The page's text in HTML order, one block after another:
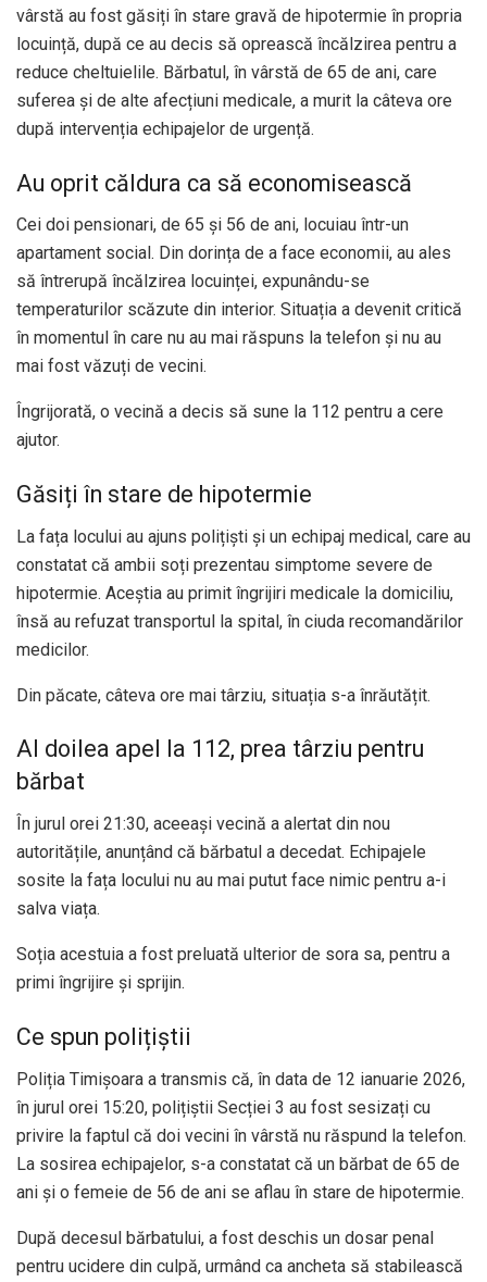
vârstă au fost găsiți în stare gravă de hipotermie în propria
locuință, după ce au decis să oprească încălzirea pentru a
reduce cheltuielile. Bărbatul, în vârstă de 65 de ani, care
suferea și de alte afecțiuni medicale, a murit la câteva ore
după intervenția echipajelor de urgență.
Au oprit căldura ca să economisească
Cei doi pensionari, de 65 și 56 de ani, locuiau într-un
apartament social. Din dorința de a face economii, au ales
să întrerupă încălzirea locuinței, expunându-se
temperaturilor scăzute din interior. Situația a devenit critică
în momentul în care nu au mai răspuns la telefon și nu au
mai fost văzuți de vecini.
Îngrijorată, o vecină a decis să sune la 112 pentru a cere
ajutor.
Găsiți în stare de hipotermie
La fața locului au ajuns polițiști și un echipaj medical, care au
constatat că ambii soți prezentau simptome severe de
hipotermie. Aceștia au primit îngrijiri medicale la domiciliu,
însă au refuzat transportul la spital, în ciuda recomandărilor
medicilor.
Din păcate, câteva ore mai târziu, situația s-a înrăutățit.
Al doilea apel la 112, prea târziu pentru
bărbat
În jurul orei 21:30, aceeași vecină a alertat din nou
autoritățile, anunțând că bărbatul a decedat. Echipajele
sosite la fața locului nu au mai putut face nimic pentru a-i
salva viața.
Soția acestuia a fost preluată ulterior de sora sa, pentru a
primi îngrijire și sprijin.
Ce spun polițiștii
Poliția Timișoara a transmis că, în data de 12 ianuarie 2026,
în jurul orei 15:20, polițiștii Secției 3 au fost sesizați cu
privire la faptul că doi vecini în vârstă nu răspund la telefon.
La sosirea echipajelor, s-a constatat că un bărbat de 65 de
ani și o femeie de 56 de ani se aflau în stare de hipotermie.
După decesul bărbatului, a fost deschis un dosar penal
pentru ucidere din culpă, urmând ca ancheta să stabilească